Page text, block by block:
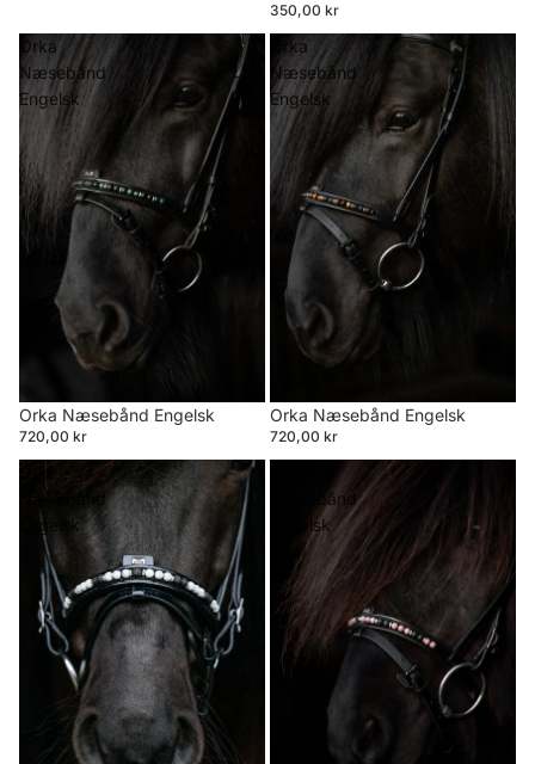
350,00 kr
Orka
Næsebånd
Engelsk
Orka Næsebånd Engelsk
720,00 kr
Orka
Næsebånd
Engelsk
Orka Næsebånd Engelsk
720,00 kr
Orka
Næsebånd
Engelsk
Næsebånd
Engelsk